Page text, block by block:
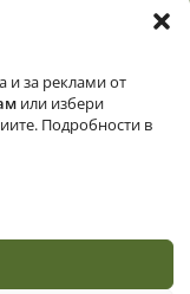
и за реклами от
или избери
Подробности в
(ЕС)